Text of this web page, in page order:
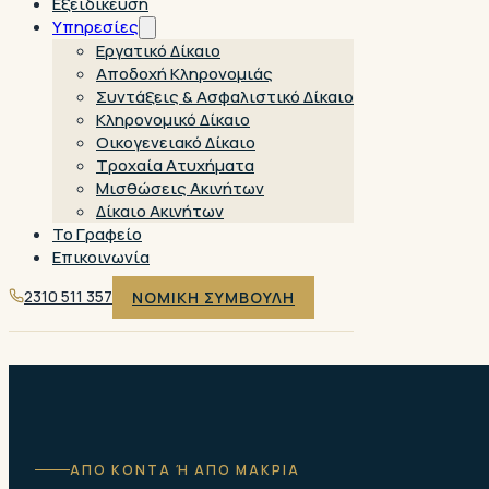
Υπηρεσίες
Εργατικό Δίκαιο
Αποδοχή Κληρονομιάς
Συντάξεις & Ασφαλιστικό Δίκαιο
Κληρονομικό Δίκαιο
Οικογενειακό Δίκαιο
Τροχαία Ατυχήματα
Μισθώσεις Ακινήτων
Δίκαιο Ακινήτων
Το Γραφείο
Επικοινωνία
2310 511 357 ΝΟΜΙΚΗ ΣΥΜΒΟΥΛΗ
ΑΠΟ ΚΟΝΤΑ Ή ΑΠΟ ΜΑΚΡΙΑ